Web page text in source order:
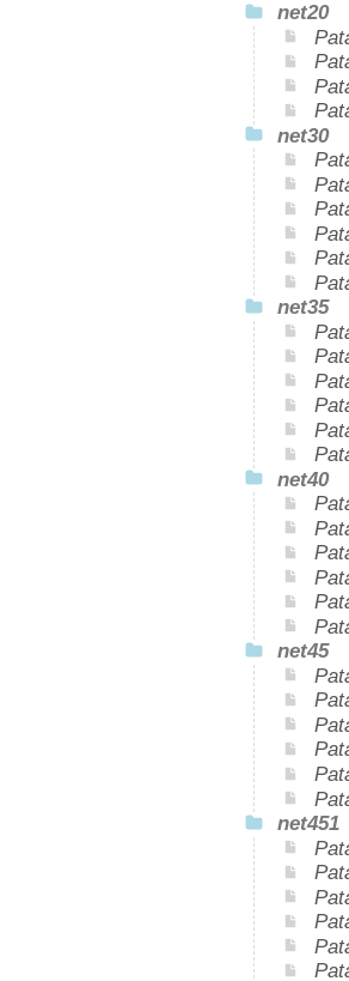
net20
net30
net35
net40
net45
net451